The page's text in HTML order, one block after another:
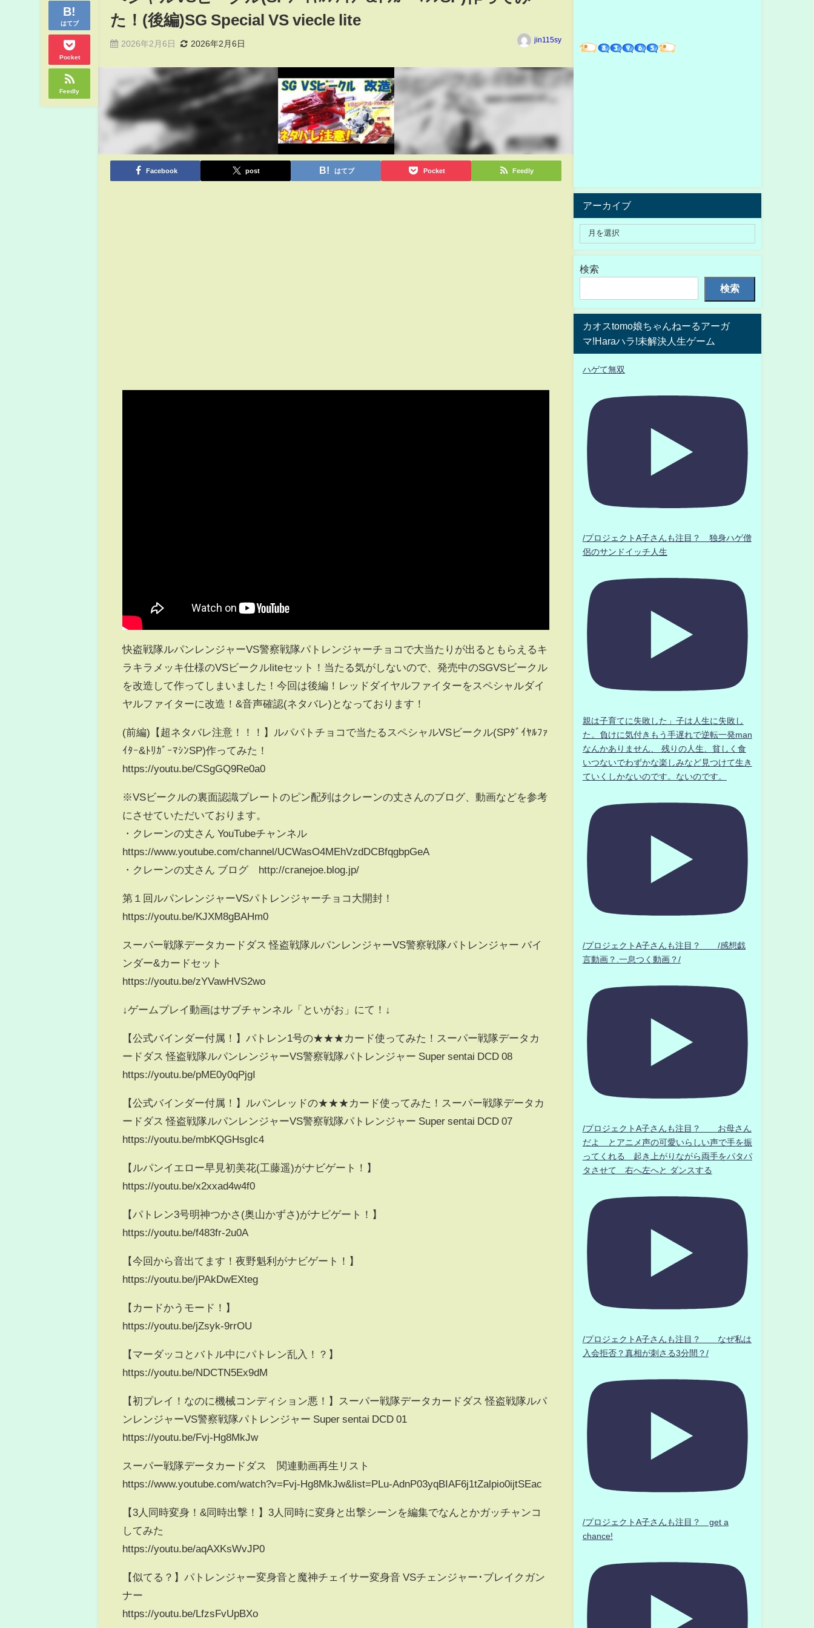
はてブ
Pocket
Feedly
た！(後編)SG Special VS viecle lite
2026年2月6日 2026年2月6日 jin115sy
Facebook post はてブ Pocket Feedly
快盗戦隊ルパンレンジャーVS警察戦隊パトレンジャーチョコで大当たりが出るともらえるキ
ラキラメッキ仕様のVSビークルliteセット！当たる気がしないので、発売中のSGVSビークル
を改造して作ってしまいました！今回は後編！レッドダイヤルファイターをスペシャルダイ
ヤルファイターに改造！&音声確認(ネタバレ)となっております！
(前編)【超ネタバレ注意！！！】ルパパトチョコで当たるスペシャルVSビークル(SPﾀﾞｲﾔﾙﾌｧ
ｲﾀｰ&ﾄﾘｶﾞｰﾏｼﾝSP)作ってみた！
https://youtu.be/CSgGQ9Re0a0
※VSビークルの裏面認識プレートのピン配列はクレーンの丈さんのブログ、動画などを参考
にさせていただいております。
・クレーンの丈さん YouTubeチャンネル
https://www.youtube.com/channel/UCWasO4MEhVzdDCBfqgbpGeA
・クレーンの丈さん ブログ http://cranejoe.blog.jp/
第１回ルパンレンジャーVSパトレンジャーチョコ大開封！
https://youtu.be/KJXM8gBAHm0
スーパー戦隊データカードダス 怪盗戦隊ルパンレンジャーVS警察戦隊パトレンジャー バイ
ンダー&カードセット
https://youtu.be/zYVawHVS2wo
↓ゲームプレイ動画はサブチャンネル「といがお」にて！↓
【公式バインダー付属！】パトレン1号の★★★カード使ってみた！スーパー戦隊データカ
ードダス 怪盗戦隊ルパンレンジャーVS警察戦隊パトレンジャー Super sentai DCD 08
https://youtu.be/pME0y0qPjgI
【公式バインダー付属！】ルパンレッドの★★★カード使ってみた！スーパー戦隊データカ
ードダス 怪盗戦隊ルパンレンジャーVS警察戦隊パトレンジャー Super sentai DCD 07
https://youtu.be/mbKQGHsgIc4
【ルパンイエロー早見初美花(工藤遥)がナビゲート！】
https://youtu.be/x2xxad4w4f0
【パトレン3号明神つかさ(奥山かずさ)がナビゲート！】
https://youtu.be/f483fr-2u0A
【今回から音出てます！夜野魁利がナビゲート！】
https://youtu.be/jPAkDwEXteg
【カードかうモード！】
https://youtu.be/jZsyk-9rrOU
【マーダッコとバトル中にパトレン乱入！？】
https://youtu.be/NDCTN5Ex9dM
【初プレイ！なのに機械コンディション悪！】スーパー戦隊データカードダス 怪盗戦隊ルパ
ンレンジャーVS警察戦隊パトレンジャー Super sentai DCD 01
https://youtu.be/Fvj-Hg8MkJw
スーパー戦隊データカードダス 関連動画再生リスト
https://www.youtube.com/watch?v=Fvj-Hg8MkJw&list=PLu-AdnP03yqBIAF6j1tZalpio0ijtSEac
【3人同時変身！&同時出撃！】3人同時に変身と出撃シーンを編集でなんとかガッチャンコ
してみた
https://youtu.be/aqAXKsWvJP0
【似てる？】パトレンジャー変身音と魔神チェイサー変身音 VSチェンジャー･ブレイクガン
ナー
https://youtu.be/LfzsFvUpBXo
アーカイブ
検索
検索
カオスtomo娘ちゃんねーるアーガ
マ!Haraハラ!未解決人生ゲーム
ハゲて無双
/プロジェクトA子さんも注目？ 独身ハゲ僧
侶のサンドイッチ人生
親は子育てに失敗した」子は人生に失敗し
た。負けに気付きもう手遅れで逆転一発man
なんかありません、 残りの人生、貧しく食
いつないでわずかな楽しみなど見つけて生き
ていくしかないのです。ないのです。
/プロジェクトA子さんも注目？ /感想戯
言動画？.一息つく動画？/
/プロジェクトA子さんも注目？ お母さん
だよ とアニメ声の可愛いらしい声で手を振
ってくれる 起き上がりながら両手をパタパ
タさせて 右へ左へと ダンスする
/プロジェクトA子さんも注目？ なぜ私は
入会拒否？真相が刺さる3分間？/
/プロジェクトA子さんも注目？ get a
chance!